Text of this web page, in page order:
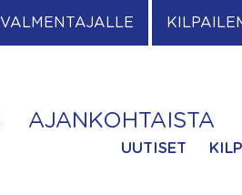
VALMENTAJALLE
AJANKOHTAISTA
UUTISET